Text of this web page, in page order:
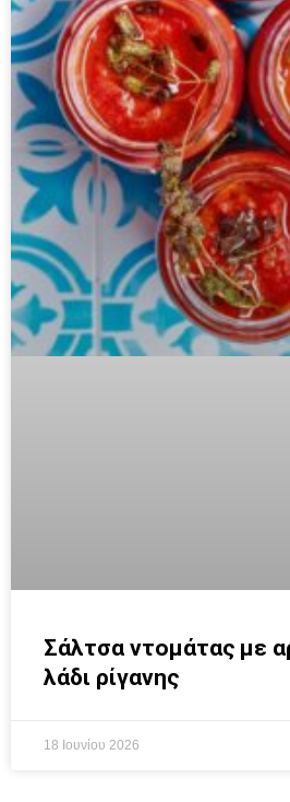
Σάλτσα ντομάτας με
λάδι ρίγανης
18 Ιουνίου 2026